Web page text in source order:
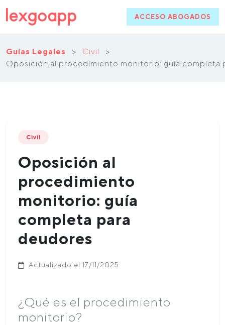
ACCESO ABOGADOS
Guías Legales > Civil
>
Oposición al procedimiento monitorio: guía completa
Civil
Oposición al
procedimiento
monitorio: guía
completa para
deudores
Actualizado el 17/11/2025
¿Qué es el procedimiento
monitorio?